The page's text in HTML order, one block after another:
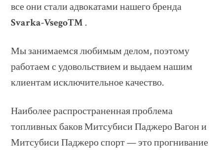
все они стали адвокатами нашего бренда
Svarka-Vsego™ .
Мы занимаемся любимым делом, поэтому
работаем с удовольствием и выдаем нашим
клиентам исключительное качество.
Наиболее распространенная проблема
топливных баков Митсубиси Паджеро Вагон и
Митсубиси Паджеро спорт — это прогнивание